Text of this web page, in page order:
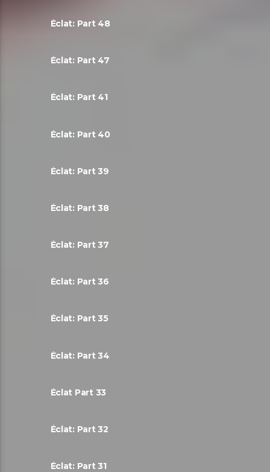
Éclat: Part 48
Éclat: Part 47
Éclat: Part 41
Éclat: Part 40
Éclat: Part 39
Éclat: Part 38
Éclat: Part 37
Éclat: Part 36
Éclat: Part 35
Éclat: Part 34
Éclat Part 33
Éclat: Part 32
Éclat: Part 31